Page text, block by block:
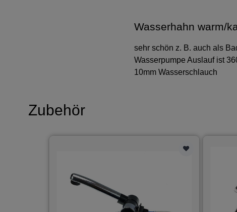
Wasserhahn warm/
sehr schön z. B. auch als
Wasserpumpe Auslauf ist
10mm Wasserschlauch
Zubehör